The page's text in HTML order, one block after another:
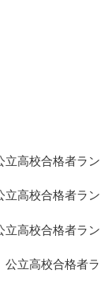
高校合格者ラン
高校合格者ラ
高校合格者ラン
立高校合格者